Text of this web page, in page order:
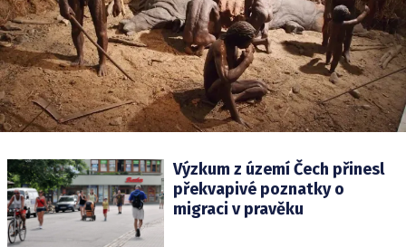
Výzkum z území Čech přinesl
překvapivé poznatky o
migraci v pravěku